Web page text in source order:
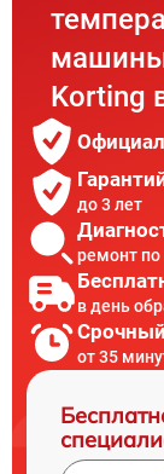
Korting
до 3 лет
ремонт
в день
от 35